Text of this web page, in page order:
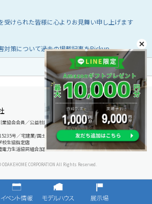
受けられた皆様に心よりお見舞い申し上げます
対策について過去の掲載記事をPickup
協会会員／公益社団法人石川県宅地建物取引業協会会員／北陸不
号／宅建業/国土交通大臣（8）第5025号
校生協指定店
電力生活協同組合加盟店
CORPORATION All Rights Reserved.